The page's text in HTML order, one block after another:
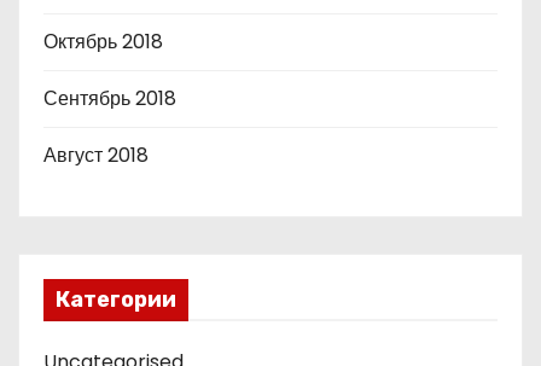
Октябрь 2018
Сентябрь 2018
Август 2018
Категории